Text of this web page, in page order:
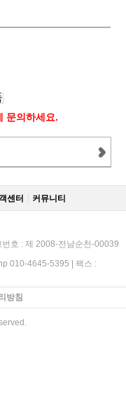
문의하세요.
센터 커뮤니티
호 : 제 2008-전남순천-00039
010-4645-5395 | 팩스 :
방침